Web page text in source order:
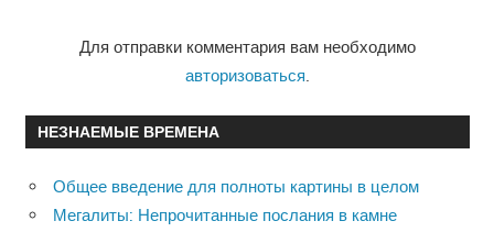
Для отправки комментария вам необходимо
авторизоваться.
НЕЗНАЕМЫЕ ВРЕМЕНА
Общее введение для полноты картины в целом
Мегалиты: Непрочитанные послания в камне